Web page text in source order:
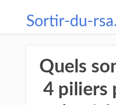
Sortir-du-
Quels
4 piliers